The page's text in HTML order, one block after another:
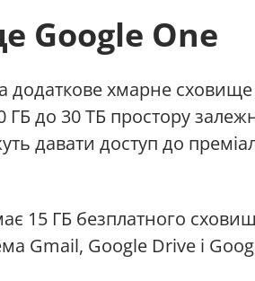
Google One
додаткове хмарне сховище
до 30 ТБ простору
давати доступ до
15 ГБ безплатного
Gmail, Google Drive і